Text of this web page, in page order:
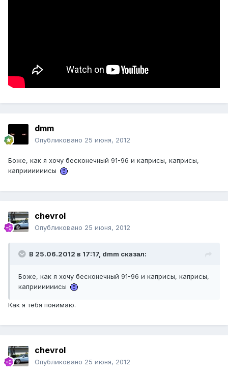
dmm
Опубликовано 25 июня, 2012
Боже, как я хочу бесконечный 91-96 и каприсы, каприсы,
каприииииисы
chevrol
Опубликовано 25 июня, 2012
В 25.06.2012 в 17:17, dmm сказал:
Боже, как я хочу бесконечный 91-96 и каприсы, каприсы,
каприииииисы
Как я тебя понимаю.
chevrol
Опубликовано 25 июня, 2012